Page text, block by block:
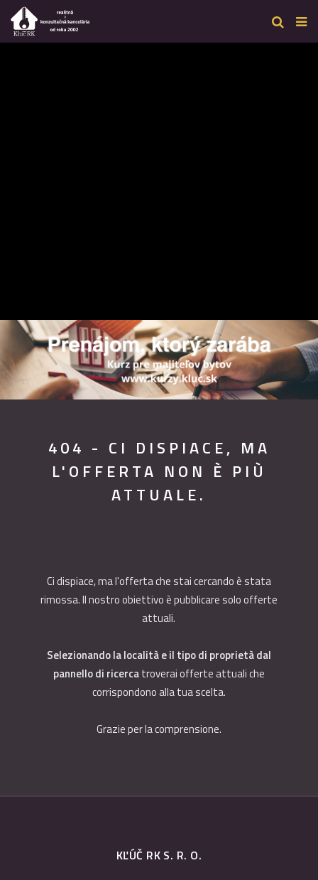
404 - CI DISPIACE, MA
L'OFFERTA NON È PIÙ
ATTUALE.
Ci dispiace, ma l'offerta che stai cercando è stata
rimossa. Il nostro obiettivo è pubblicare solo offerte
attuali.
Selezionando la località e il tipo di proprietà dal
pannello di ricercatroverai offerte attuali che
corrispondono alla tua scelta.
Grazie per la comprensione.
KĽÚČ RK S. R. O.